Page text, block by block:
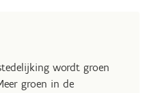
wordt groen
groen in de